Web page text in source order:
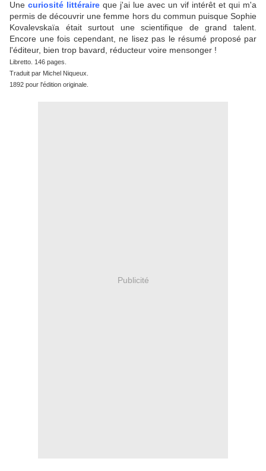
Une curiosité littéraire que j'ai lue avec un vif intérêt et qui m'a
permis de découvrir une femme hors du commun puisque Sophie
Kovalevskaïa était surtout une scientifique de grand talent.
Encore une fois cependant, ne lisez pas le résumé proposé par
l'éditeur, bien trop bavard, réducteur voire mensonger !
Libretto. 146 pages.
Traduit par Michel Niqueux.
1892 pour l'édition originale.
Publicité